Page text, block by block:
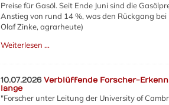
Preise für Gasöl. Seit Ende Juni sind die
Anstieg von rund 14 %, was den Rückgang
Olaf Zinke, agrarheute)
Weiterlesen …
10.07.2026 Verblüffende Forscher-
lange
"Forscher unter Leitung der University of